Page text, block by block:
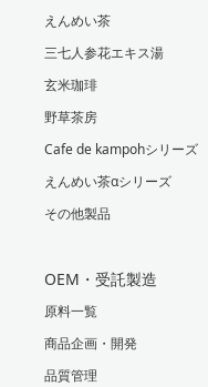
えんめい茶
三七人参花エキス湯
玄米珈琲
野草茶房
Cafe de kampohシリーズ
えんめい茶αシリーズ
その他製品
OEM・受託製造
原料一覧
商品企画・開発
品質管理